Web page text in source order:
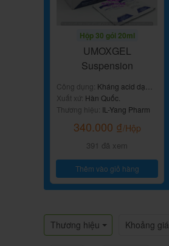
Hộp 30 gói 20ml
UMOXGEL
Suspension
Công dụng: Kháng acid dạ
dày
Xuất xứ: Hàn Quốc.
Thương hiệu: IL-Yang Pharm
340.000 ₫/Hộp
391 đã xem
Thêm vào giỏ hàng
Thương hiệu Khoảng giá